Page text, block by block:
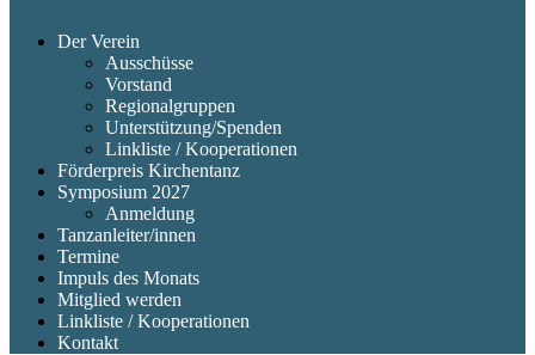
Der Verein
Ausschüsse
Vorstand
Regionalgruppen
Unterstützung/Spenden
Linkliste / Kooperationen
Förderpreis Kirchentanz
Symposium 2027
Anmeldung
Tanzanleiter/innen
Termine
Impuls des Monats
Mitglied werden
Linkliste / Kooperationen
Kontakt